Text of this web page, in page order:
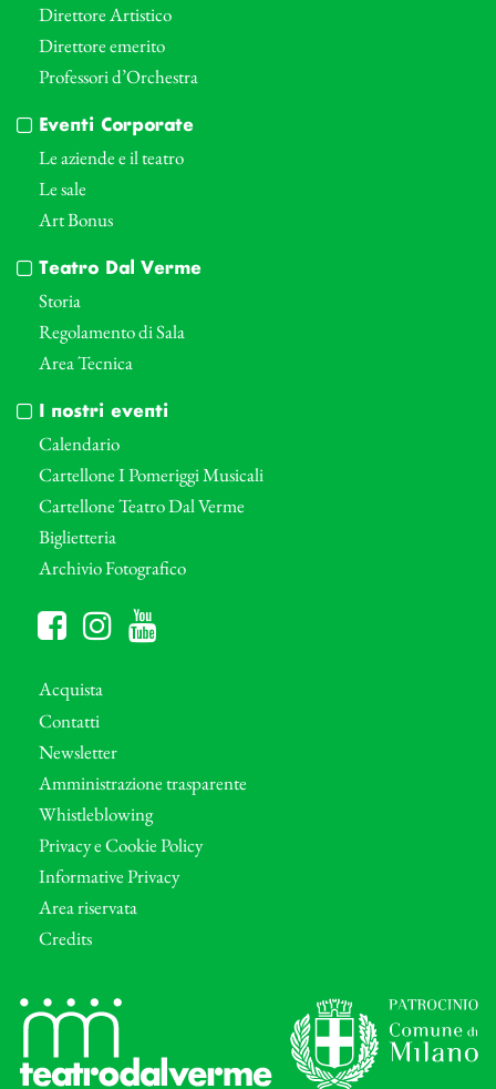
Direttore Artistico
Direttore emerito
Professori d’Orchestra
Eventi Corporate
Le aziende e il teatro
Le sale
Art Bonus
Teatro Dal Verme
Storia
Regolamento di Sala
Area Tecnica
I nostri eventi
Calendario
Cartellone I Pomeriggi Musicali
Cartellone Teatro Dal Verme
Biglietteria
Archivio Fotografico
Acquista
Contatti
Newsletter
Amministrazione trasparente
Whistleblowing
Privacy e Cookie Policy
Informative Privacy
Area riservata
Credits